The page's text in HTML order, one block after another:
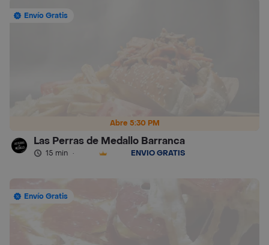
Abre 5:30 PM
Envío Gratis
Las Perras de Medallo Barranca
15 min · ENVÍO GRATIS
Envío Gratis